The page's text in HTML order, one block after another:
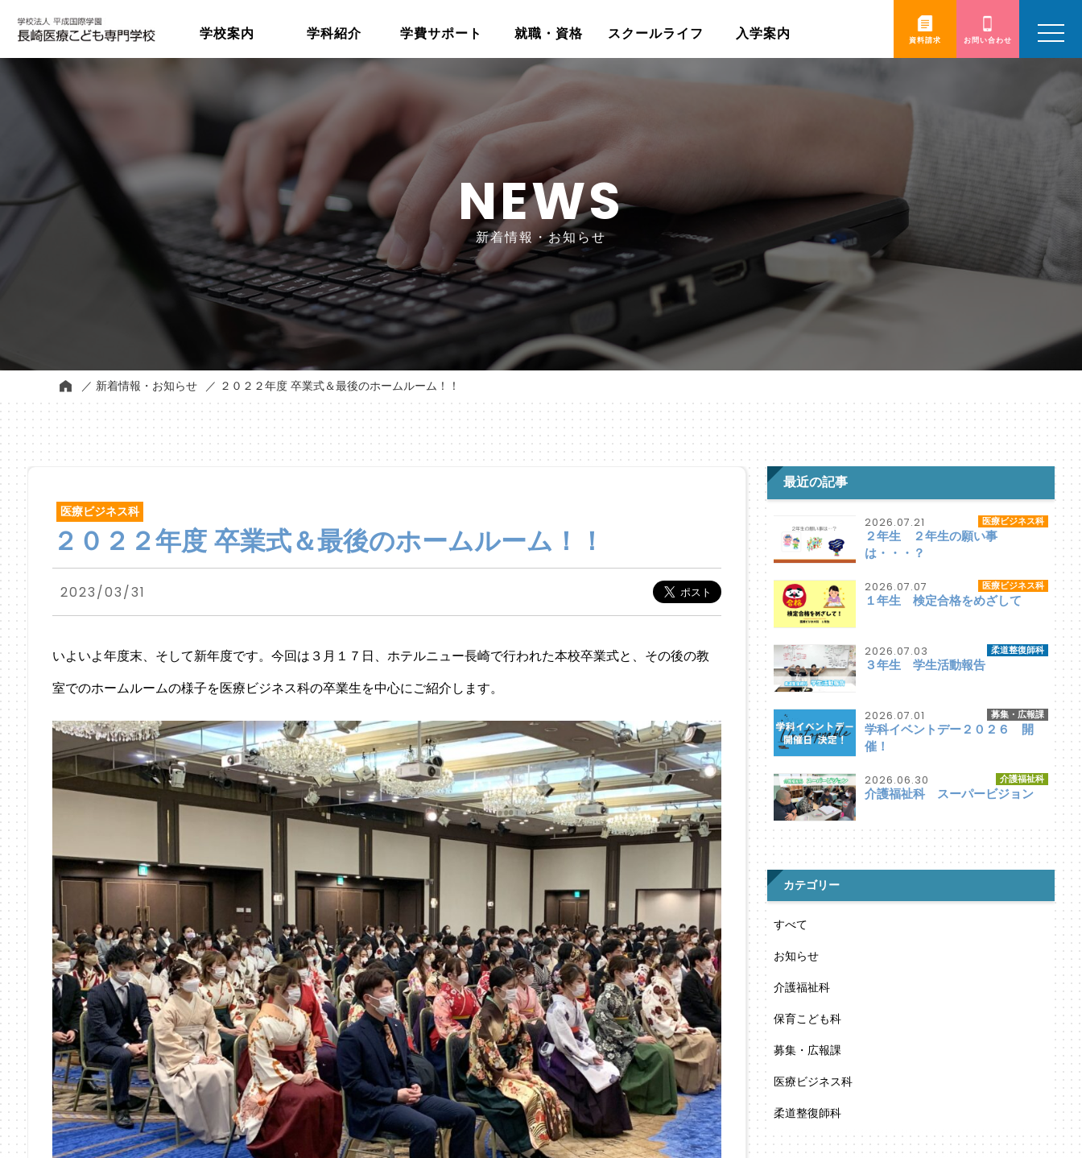
学校案内 学科紹介 学費サポート 就職・資格 スクールライフ 入学案内 資料請求 お問い合わせ
toggle
NEWS
新着情報・お知らせ
新着情報・お知らせ ２０２２年度 卒業式＆最後のホームルーム！！
医療ビジネス科
２０２２年度 卒業式＆最後のホームルーム！！
2023/03/31
いよいよ年度末、そして新年度です。今回は３月１７日、ホテルニュー長崎で行われた本校卒業式と、その後の教
室でのホームルームの様子を医療ビジネス科の卒業生を中心にご紹介します。
最近の記事
2026.07.21 医療ビジネス科
２年生 ２年生の願い事
は・・・？
2026.07.07 医療ビジネス科
１年生 検定合格をめざして
2026.07.03 柔道整復師科
３年生 学生活動報告
2026.07.01 募集・広報課
学科イベントデー２０２６ 開
催！
2026.06.30 介護福祉科
介護福祉科 スーパービジョン
カテゴリー
すべて
お知らせ
介護福祉科
保育こども科
募集・広報課
医療ビジネス科
柔道整復師科